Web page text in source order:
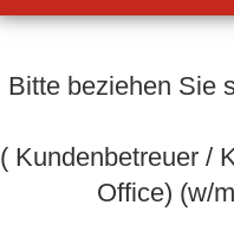
Bitte beziehen Sie
( Kundenbetreuer /
Office) (w/